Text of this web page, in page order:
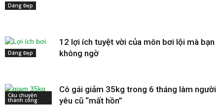
Dáng Đẹp
Dáng Đẹp
12 lợi ích tuyệt vời của môn bơi lội mà bạn
không ngờ
Câu chuyện
thành công
Cô gái giảm 35kg trong 6 tháng làm người
yêu cũ “mất hồn”